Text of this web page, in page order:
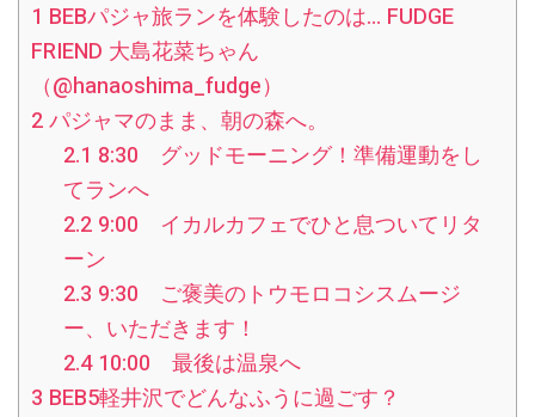
1 BEBパジャ旅ランを体験したのは… FUDGE
FRIEND 大島花菜ちゃん
（@hanaoshima_fudge）
2パジャマのまま、朝の森へ。
2.1 8:30 グッドモーニング！準備運動をし
てランへ
2.2 9:00 イカルカフェでひと息ついてリタ
ーン
2.3 9:30 ご褒美のトウモロコシスムージ
ー、いただきます！
2.410:00 最後は温泉へ
3 BEB5軽井沢でどんなふうに過ごす？